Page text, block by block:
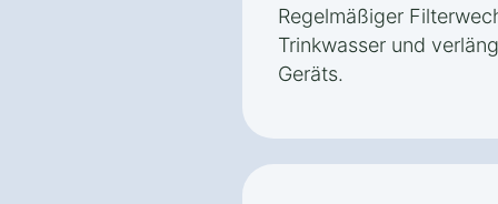
Regelmäßiger
Trinkwasser und
Geräts.